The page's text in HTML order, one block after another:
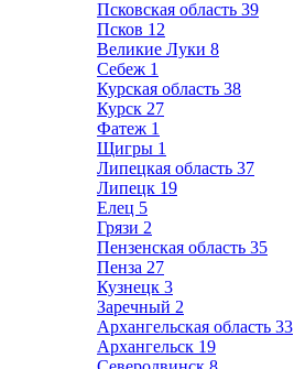
Псковская область 39
Псков 12
Великие Луки 8
Себеж 1
Курская область 38
Курск 27
Фатеж 1
Щигры 1
Липецкая область 37
Липецк 19
Елец 5
Грязи 2
Пензенская область 35
Пенза 27
Кузнецк 3
Заречный 2
Архангельская область 33
Архангельск 19